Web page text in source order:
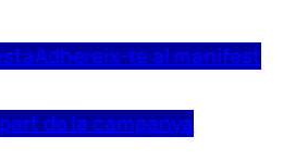
Adhereix-te al manifest
de la campanya